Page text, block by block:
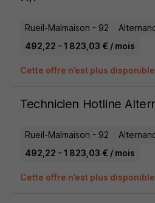
Rueil-Malmaison - 92
492,22 - 1 823,03 € / mois
Cette offre n’est plus
Technicien Hotline
Rueil-Malmaison - 92
492,22 - 1 823,03 € / mois
Cette offre n’est plus